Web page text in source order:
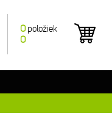
0 položiek
0